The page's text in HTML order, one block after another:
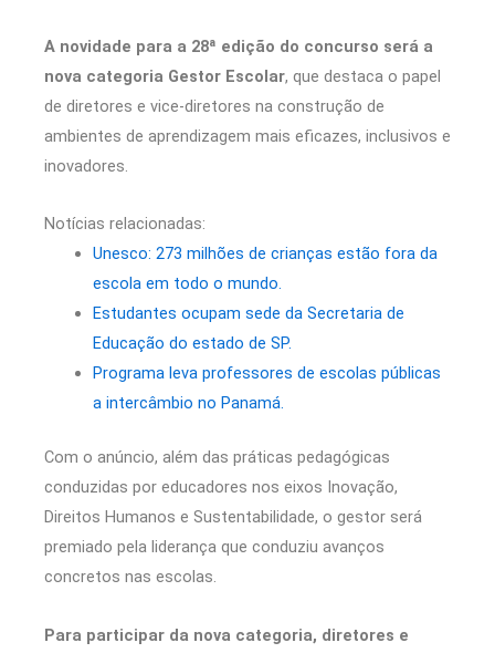
A novidade para a 28ª edição do concurso será a
nova categoria Gestor Escolar, que destaca o papel
de diretores e vice-diretores na construção de
ambientes de aprendizagem mais eficazes, inclusivos e
inovadores.
Notícias relacionadas:
Unesco: 273 milhões de crianças estão fora da
escola em todo o mundo.
Estudantes ocupam sede da Secretaria de
Educação do estado de SP.
Programa leva professores de escolas públicas
a intercâmbio no Panamá.
Com o anúncio, além das práticas pedagógicas
conduzidas por educadores nos eixos Inovação,
Direitos Humanos e Sustentabilidade, o gestor será
premiado pela liderança que conduziu avanços
concretos nas escolas.
Para participar da nova categoria, diretores e